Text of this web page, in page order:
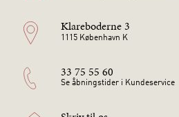
Klareboderne 3
1115 København K
33 75 55 60
Se åbningstider i Kundeservice